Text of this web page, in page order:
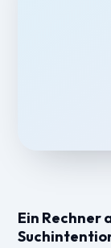
Ein Rechner